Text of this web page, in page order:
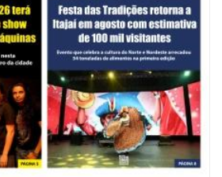
de marketing e vendas ao InspiraBQ, em